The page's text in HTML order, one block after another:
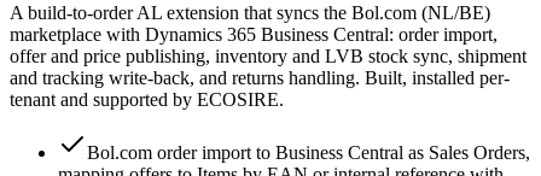
A build-to-order AL extension that syncs the Bol.com (NL/BE)
marketplace with Dynamics 365 Business Central: order import,
offer and price publishing, inventory and LVB stock sync, shipment
and tracking write-back, and returns handling. Built, installed per-
tenant and supported by ECOSIRE.
Bol.com order import to Business Central as Sales Orders,